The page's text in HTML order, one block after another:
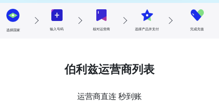
选择国家 输入号码 核对运营商 选择产品并支付 完成充值
伯利兹运营商列表
运营商直连 秒到账